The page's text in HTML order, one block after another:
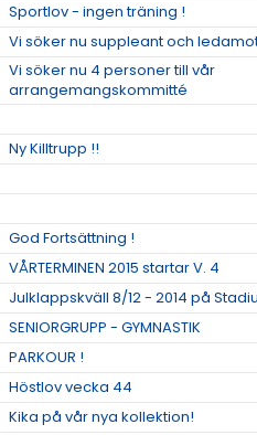
Sportlov - ingen träning !
Vi söker nu suppleant och
Vi söker nu 4 personer till vår
arrangemangskommitté
Ny Killtrupp !!
God Fortsättning !
VÅRTERMINEN 2015 startar V. 4
Julklappskväll 8/12 - 2014 på
SENIORGRUPP - GYMNASTIK
PARKOUR !
Höstlov vecka 44
Kika på vår nya kollektion!